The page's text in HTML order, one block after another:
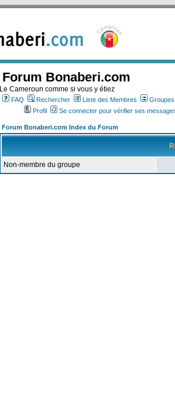
Forum Bonaberi.com
Le Cameroun comme si vous y étiez
FAQ Rechercher Liste des Membres
Profil
Se connecter pour vérifier ses
Forum Bonaberi.com Index du Forum
Non-membre du groupe